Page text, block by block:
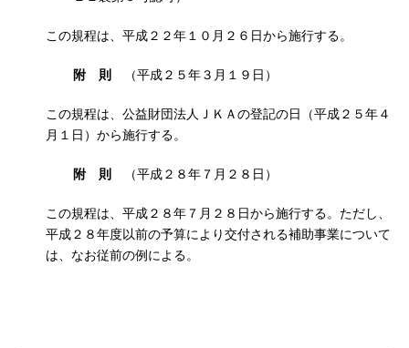
この規程は、平成２２年１０月２６日から施行する。
附 則 （平成２５年３月１９日）
この規程は、公益財団法人ＪＫＡの登記の日（平成２５年４
月１日）から施行する。
附 則 （平成２８年７月２８日）
この規程は、平成２８年７月２８日から施行する。ただし、
平成２８年度以前の予算により交付される補助事業について
は、なお従前の例による。